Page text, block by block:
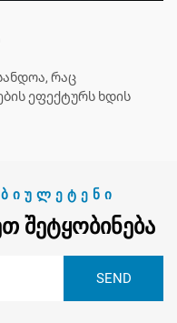
რაც
ეფექტურს ხდის
ᲨᲔᲢᲧᲝᲑᲘᲜᲔᲑᲐ